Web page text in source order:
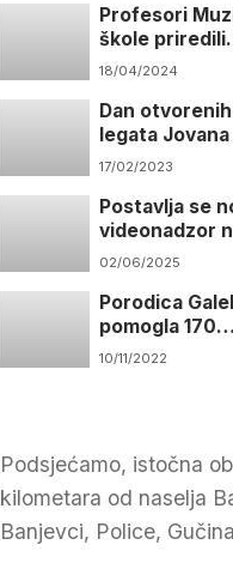
Profesori
škole priredili
koncert za
18/04/2024
Dan
legata Jovana
17/02/2023
Postavlja se
videonadzor
ključnim
02/06/2025
Porodica
pomogla 170
porodica u
10/11/2022
Podsjećamo, istočna
kilometara od naselja
Banjevci, Police,